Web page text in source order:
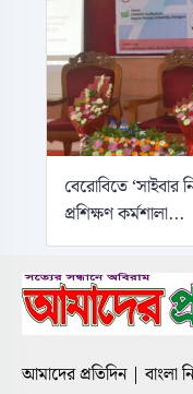
বেরোবিতে ‘সাইবার
প্রশিক্ষণ কর্মশালা...
আমাদের প্রতিদিন |